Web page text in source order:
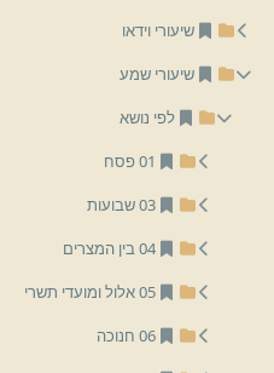
שיעורי וידאו
שיעורי שמע
לפי נושא
01 פסח
03 שבועות
05 אלול ומועדי תשרי
06 חנוכה